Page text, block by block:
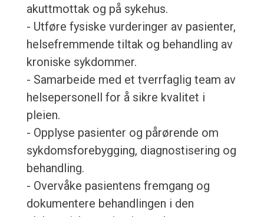
akuttmottak og på sykehus.
- Utføre fysiske vurderinger av pasienter,
helsefremmende tiltak og behandling av
kroniske sykdommer.
- Samarbeide med et tverrfaglig team av
helsepersonell for å sikre kvalitet i
pleien.
- Opplyse pasienter og pårørende om
sykdomsforebygging, diagnostisering og
behandling.
- Overvåke pasientens fremgang og
dokumentere behandlingen i den